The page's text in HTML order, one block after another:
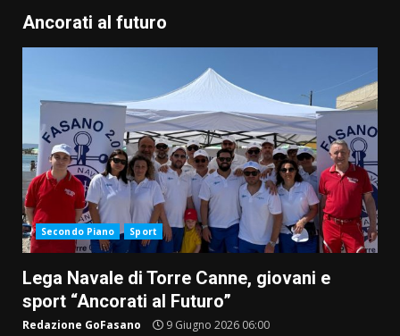
Ancorati al futuro
Secondo Piano Sport
Lega Navale di Torre Canne, giovani e
sport “Ancorati al Futuro”
Redazione GoFasano 9 Giugno 2026 06:00